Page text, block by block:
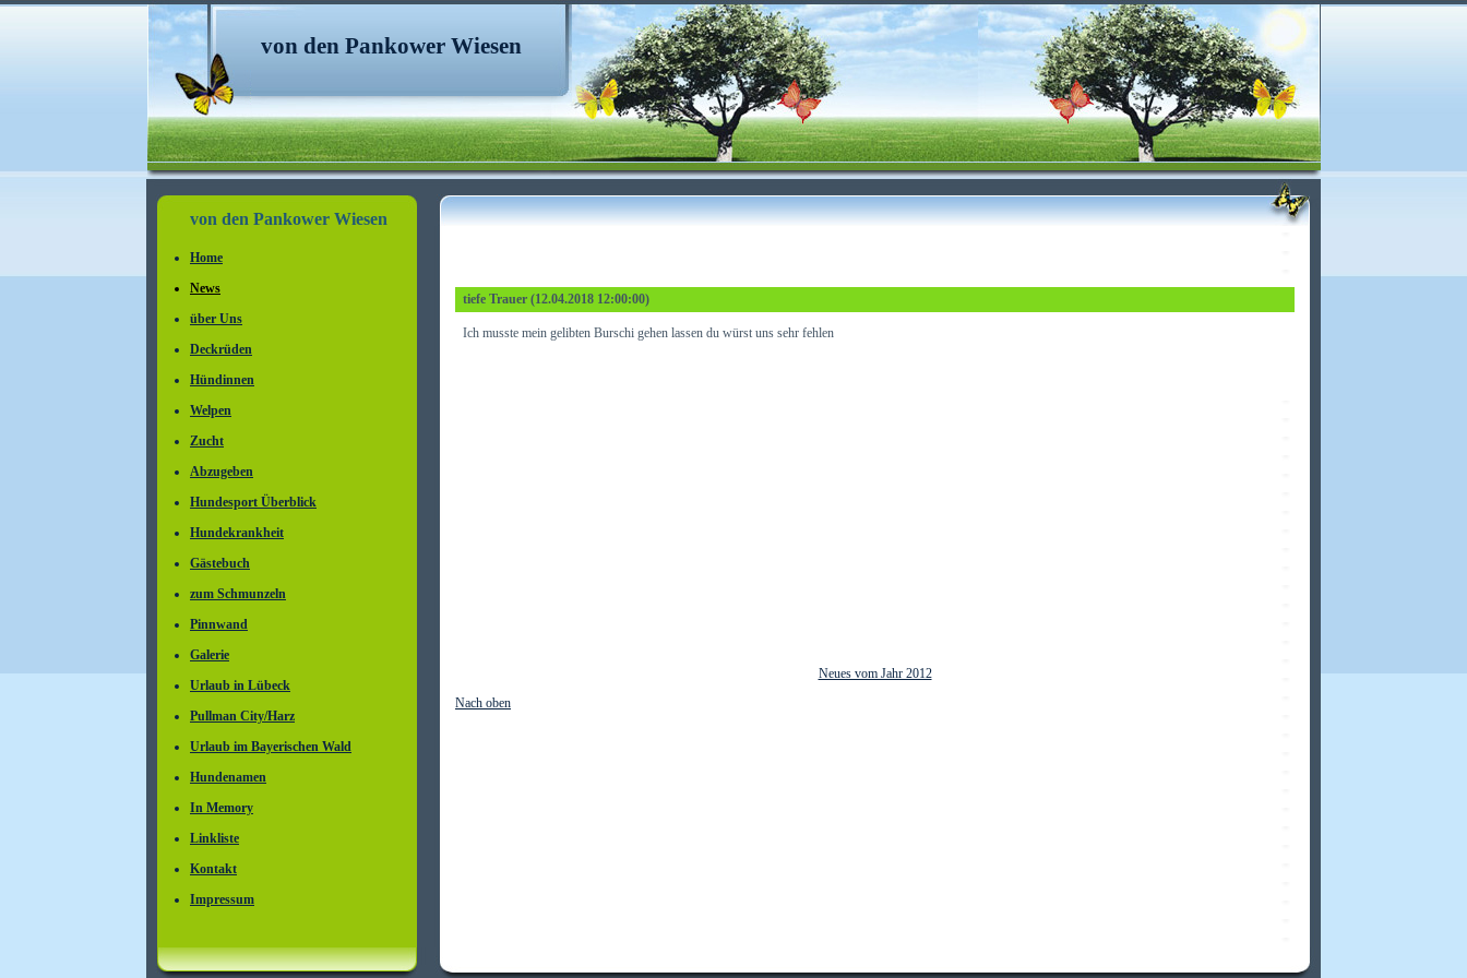
von den Pankower Wiesen
von den Pankower Wiesen
Home
News
über Uns
Deckrüden
Hündinnen
Welpen
Zucht
Abzugeben
Hundesport Überblick
Hundekrankheit
Gästebuch
zum Schmunzeln
Pinnwand
Galerie
Urlaub in Lübeck
Pullman City/Harz
Urlaub im Bayerischen Wald
Hundenamen
In Memory
Linkliste
Kontakt
Impressum
tiefe Trauer (12.04.2018 12:00:00)
Ich musste mein gelibten Burschi gehen lassen du würst uns sehr fehlen
Neues vom Jahr 2012
Nach oben